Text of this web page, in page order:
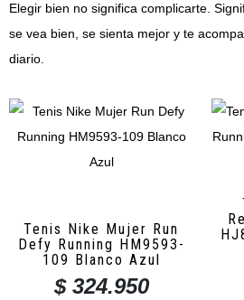
Elegir bien no significa complicarte.
se vea bien, se sienta mejor y te
diario.
Tenis Nike Mujer Run
Defy Running HM9593-
109 Blanco Azul
$324.950